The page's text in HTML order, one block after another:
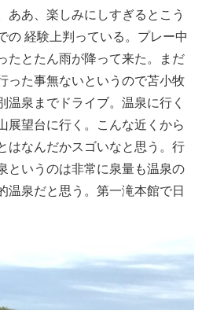
ああ、楽しみにしすぎるとこう
の 経験上判っている。プレー中
たとたん雨が降って来た。まだ
った事無ないというので苫小牧
温泉までドライブ。温泉に行く
展望台に行く。こんな近くから
はなんだかスゴいなと思う。行
というのは非常に泉量も温泉の
温泉だと思う。第一滝本館で日